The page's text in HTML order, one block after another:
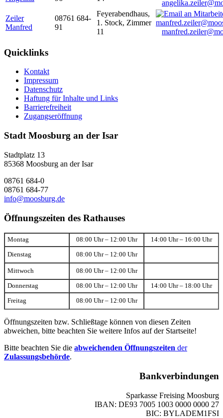
Zeiler
Manfred
08761 684-
91
Feyerabendhaus,
1. Stock, Zimmer
11
Quicklinks
Kontakt
Impressum
Datenschutz
Haftung für Inhalte und Links
Barrierefreiheit
Zugangseröffnung
Stadt Moosburg an der Isar
Stadtplatz 13
85368 Moosburg an der Isar
08761 684-0
08761 684-77
info@moosburg.de
Öffnungszeiten des Rathauses
Montag 08:00 Uhr – 12:00 Uhr 14:00 Uhr – 16:00 Uhr
Dienstag 08:00 Uhr – 12:00 Uhr
Mittwoch 08:00 Uhr – 12:00 Uhr
Donnerstag 08:00 Uhr – 12:00 Uhr 14:00 Uhr – 18:00 Uhr
Freitag 08:00 Uhr – 12:00 Uhr
Öffnungszeiten bzw. Schließtage können von diesen Zeiten
abweichen, bitte beachten Sie weitere Infos auf der Startseite!
Bitte beachten Sie die abweichenden Öffnungszeiten der
Zulassungsbehörde.
Bankverbindungen
Sparkasse Freising Moosburg
IBAN: DE93 7005 1003 0000 0000 27
BIC: BYLADEM1FSI